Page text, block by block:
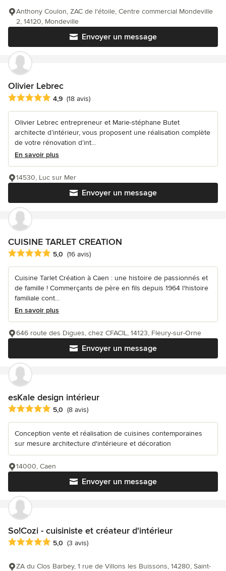
Envoyer un message
Anthony Coulon, ZAC de l'étoile, Centre commercial Mondeville
2, 14120, Mondeville
Olivier Lebrec
Note moyenne : 4.9 étoiles sur 5
4,9 (18 avis)
Olivier Lebrec entrepreneur et Marie-stéphane Butet
architecte d’intérieur, vous proposent une réalisation complète
de votre rénovation d’int...
En savoir plus
Envoyer un message
14530, Luc sur Mer
CUISINE TARLET CREATION
Note moyenne : 5 étoiles sur 5
5,0 (16 avis)
Cuisine Tarlet Création à Caen : une histoire de passionnés et
de famille ! Commerçants de père en fils depuis 1964 l'histoire
familiale cont...
En savoir plus
Envoyer un message
646 route des Digues, chez CFACIL, 14123, Fleury-sur-Orne
esKale design intérieur
Note moyenne : 5 étoiles sur 5
5,0 (8 avis)
Conception vente et réalisation de cuisines contemporaines
sur mesure architecture d'intérieure et décoration
Envoyer un message
14000, Caen
So!Cozi - cuisiniste et créateur d'intérieur
Note moyenne : 5 étoiles sur 5
5,0 (3 avis)
ZA du Clos Barbey, 1 rue de Villons les Buissons, 14280, Saint-